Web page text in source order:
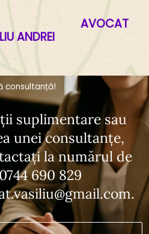
ANDREI
consultanță!
suplimentare sau
unei consultanțe,
la numărul de
0744 690 829
.